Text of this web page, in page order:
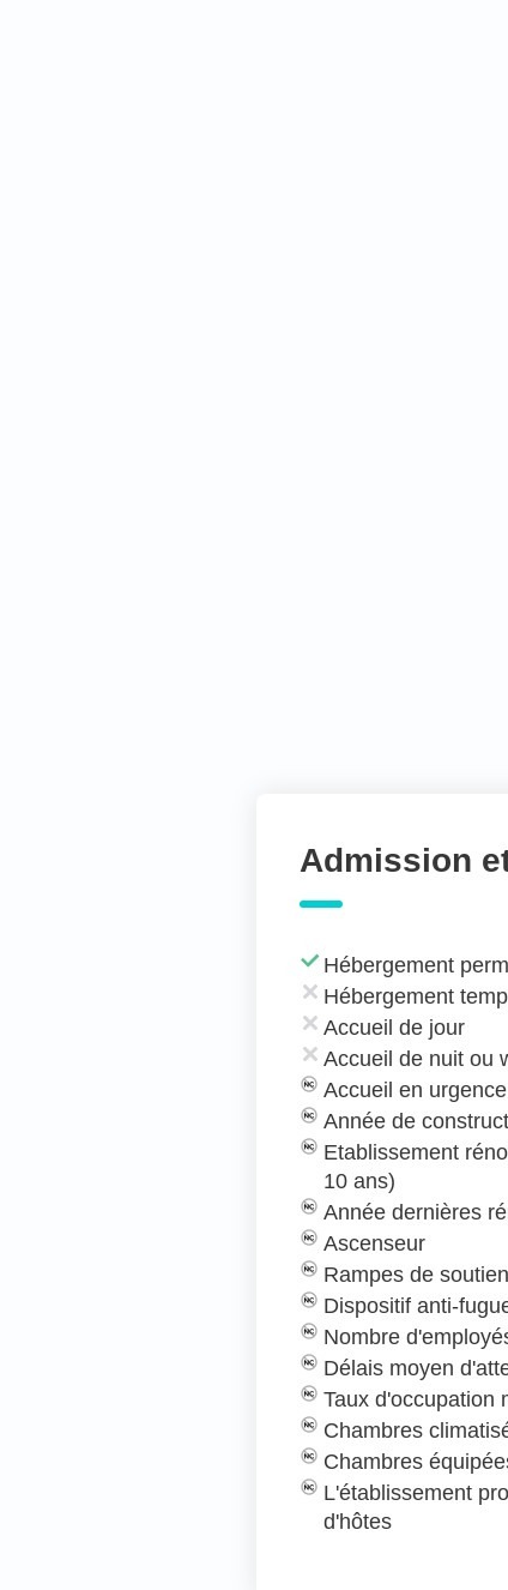
Admission
Hébergement
Hébergement
Accueil de jour
Accueil de nuit ou
Accueil en urgence
Année de
Etablissement
10 ans)
Année dernières
Ascenseur
Rampes de
Dispositif anti-
Nombre
Délais moyen
Taux d'occupation
Chambres
Chambres
L'établissement
d'hôtes